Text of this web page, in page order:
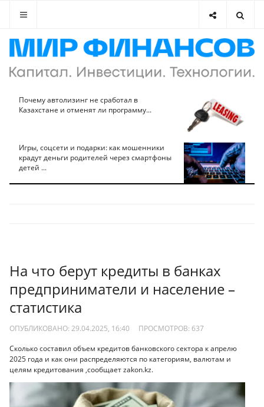
Почему автолизинг не сработал в
Казахстане и отменят ли программу...
Игры, соцсети и подарки: как мошенники
крадут деньги родителей через смартфоны
детей ...
На что берут кредиты в банках
предприниматели и население –
статистика
ОПУБЛИКОВАНО: 29.04.2025, 16:40 ПРОСМОТРОВ: 637
Сколько составил объем кредитов банковского сектора к апрелю
2025 года и как они распределяются по категориям, валютам и
целям кредитования ,сообщает zakon.kz.